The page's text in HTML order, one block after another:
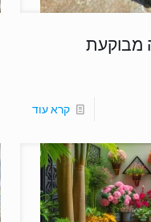
מבוקעת
קרא עוד